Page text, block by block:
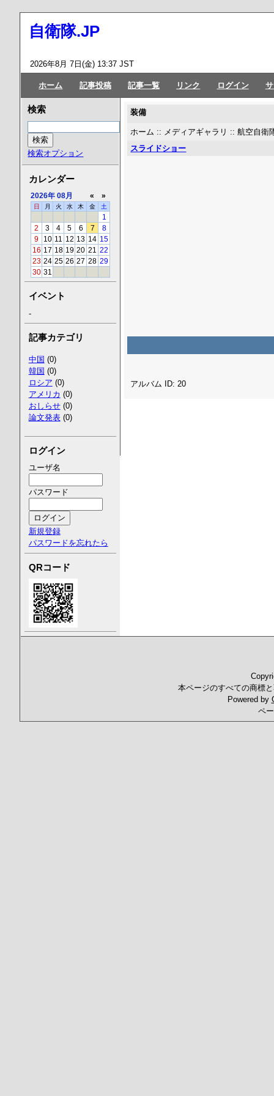
自衛隊.JP
2026年8月 7日(金) 13:37 JST
ホーム 記事投稿 記事一覧 リンク ログイン
装備
ホーム :: メディアギャラリ ::航空自衛
スライドショー
アルバム ID: 20
検索
検索オプション
カレンダー
2026年 08月 « »
日 月 火 水 木 金 土
1
2
3 4 5 6 7
8
9
10 11 12 13 14 15
16 17 18 19 20 21
22
23 24 25 26 27 28 29
30 31
イベント
-
記事カテゴリ
中国 (0)
韓国 (0)
ロシア (0)
アメリカ (0)
おしらせ(0)
論文発表(0)
ログイン
ユーザ名
パスワード
新規登録
パスワードを忘れたら
QRコード
本ページのすべての商標
Powered by
ペ